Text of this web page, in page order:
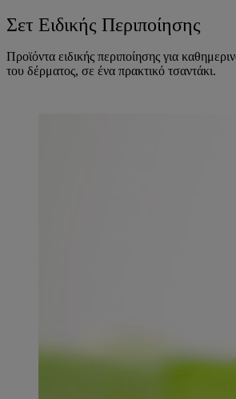
Σετ Ειδικής Περιποίησης
Προϊόντα ειδικής περιποίησης για
του δέρματος, σε ένα πρακτικό τσαντάκι.